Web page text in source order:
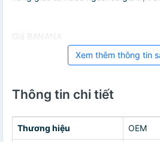
Giá BANANA
Xem thêm thông tin
Thông tin chi tiết
Thương hiệu OEM